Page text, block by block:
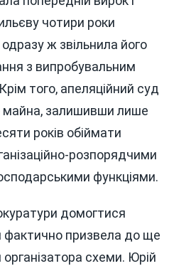
чотири роки
ж звільнила його
з випробувальним
того, апеляційний суд
майна, залишивши лише
років обіймати
розпорядчими
функціями.
домогтися
фактично призвела до ще
організатора схеми. Юрій